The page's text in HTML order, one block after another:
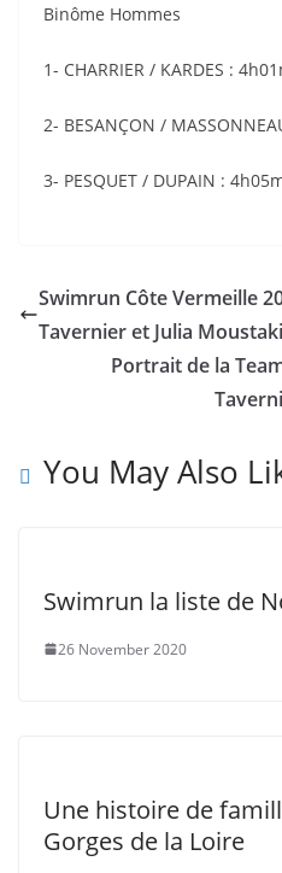
Binôme Hommes
1- CHARRIER / KARDES :
2- BESANÇON /
3- PESQUET / DUPAIN :
Swimrun Côte Vermeille
Tavernier et Julia
Portrait de la
You May Also
Swimrun la liste de
26 November 2020
Une histoire de
Gorges de la Loire